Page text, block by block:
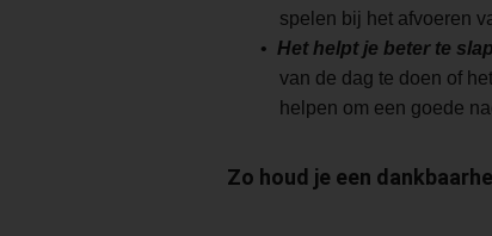
spelen bij het afvoeren
Het helpt je beter te
van de dag te doen of
helpen om een goede
Zo houd je een